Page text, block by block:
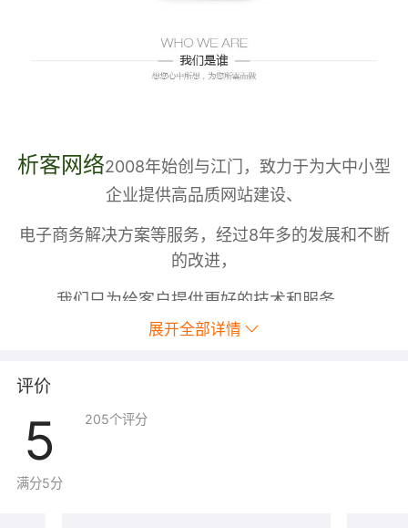
析客网络2008年始创与江门，致力于为大中小型
企业提供高品质网站建设、
电子商务解决方案等服务，经过8年多的发展和不断
的改进，
我们只为给客户提供更好的技术和服务。
展开全部详情
评价
5
满分5分
205个评分